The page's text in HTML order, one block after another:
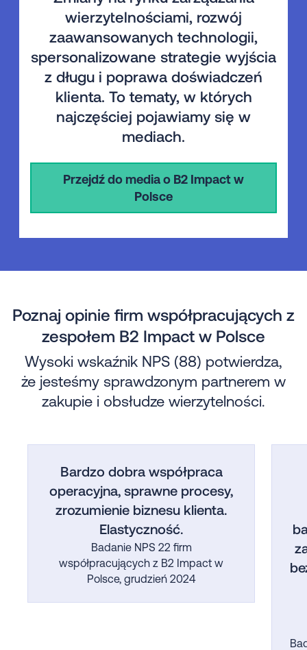
wierzytelnościami, rozwój
zaawansowanych technologii,
spersonalizowane strategie wyjścia
z długu i poprawa doświadczeń
klienta. To tematy, w których
najczęściej pojawiamy się w
mediach.
Przejdź do media o B2 Impact w
Polsce
Poznaj opinie firm współpracujących z
zespołem B2 Impact w Polsce
Wysoki wskaźnik NPS (88) potwierdza,
że jesteśmy sprawdzonym partnerem w
zakupie i obsłudze wierzytelności.
Bardzo dobra współpraca
operacyjna, sprawne procesy,
zrozumienie biznesu klienta.
Elastyczność.
Badanie NPS 22 firm
współpracujących z B2 Impact w
Polsce, grudzień 2024